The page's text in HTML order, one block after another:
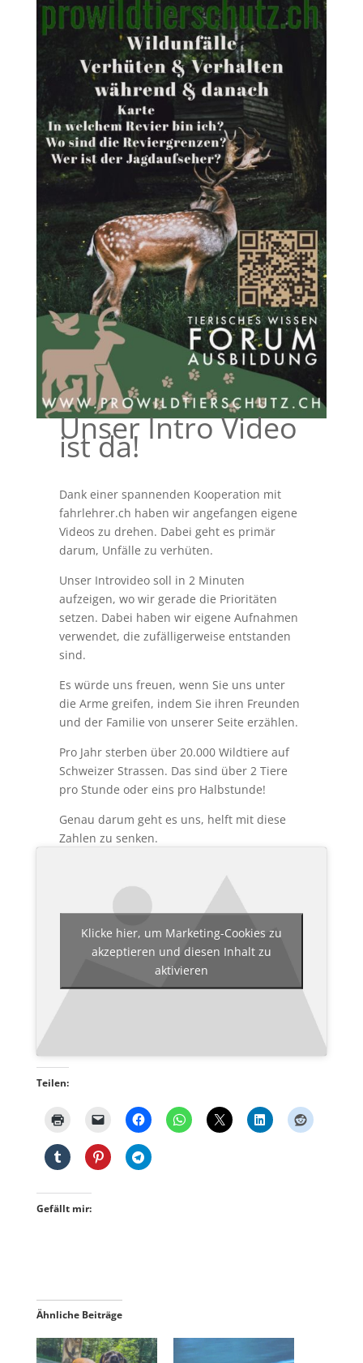
Unser Intro Video
ist da!
Dank einer spannenden Kooperation mit
fahrlehrer.ch haben wir angefangen eigene
Videos zu drehen. Dabei geht es primär
darum, Unfälle zu verhüten.
Unser Introvideo soll in 2 Minuten
aufzeigen, wo wir gerade die Prioritäten
setzen. Dabei haben wir eigene Aufnahmen
verwendet, die zufälligerweise entstanden
sind.
Es würde uns freuen, wenn Sie uns unter
die Arme greifen, indem Sie ihren Freunden
und der Familie von unserer Seite erzählen.
Pro Jahr sterben über 20.000 Wildtiere auf
Schweizer Strassen. Das sind über 2 Tiere
pro Stunde oder eins pro Halbstunde!
Genau darum geht es uns, helft mit diese
Zahlen zu senken.
Klicke hier, um Marketing-Cookies zu
akzeptieren und diesen Inhalt zu
aktivieren
Teilen:
Gefällt mir:
Ähnliche Beiträge